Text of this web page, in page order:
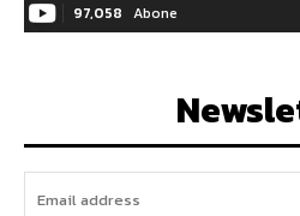
97,058 Abone